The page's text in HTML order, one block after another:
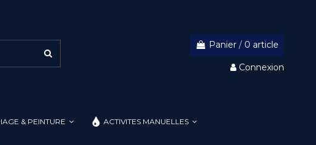
Panier / 0 article
Connexion
& PEINTURE ACTIVITES MANUELLES